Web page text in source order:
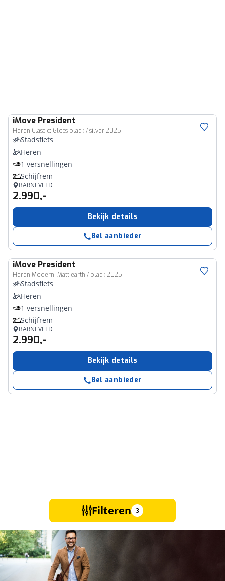
iMove President
Heren Classic: Gloss black / silver 2025
Stadsfiets
Heren
1 versnellingen
Schijfrem
BARNEVELD
2.990,-
Bekijk details
Bel aanbieder
iMove President
Heren Modern: Matt earth / black 2025
Stadsfiets
Heren
1 versnellingen
Schijfrem
BARNEVELD
2.990,-
Bekijk details
Bel aanbieder
Filteren 3